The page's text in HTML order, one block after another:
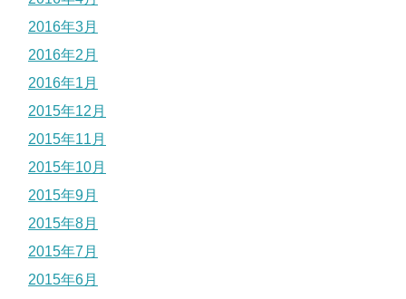
2016年3月
2016年2月
2016年1月
2015年12月
2015年11月
2015年10月
2015年9月
2015年8月
2015年7月
2015年6月